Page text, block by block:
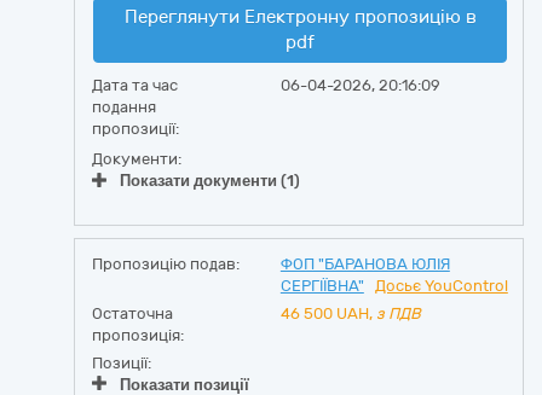
Переглянути Електронну пропозицію в
pdf
Дата та час
подання
пропозиції:
06-04-2026, 20:16:09
Документи:
Показати документи (1)
Пропозицію подав:
ФОП "БАРАНОВА ЮЛІЯ
СЕРГІЇВНА"
Досьє YouControl
Остаточна
пропозиція:
46 500 UAH, з ПДВ
Позиції:
Показати позиції